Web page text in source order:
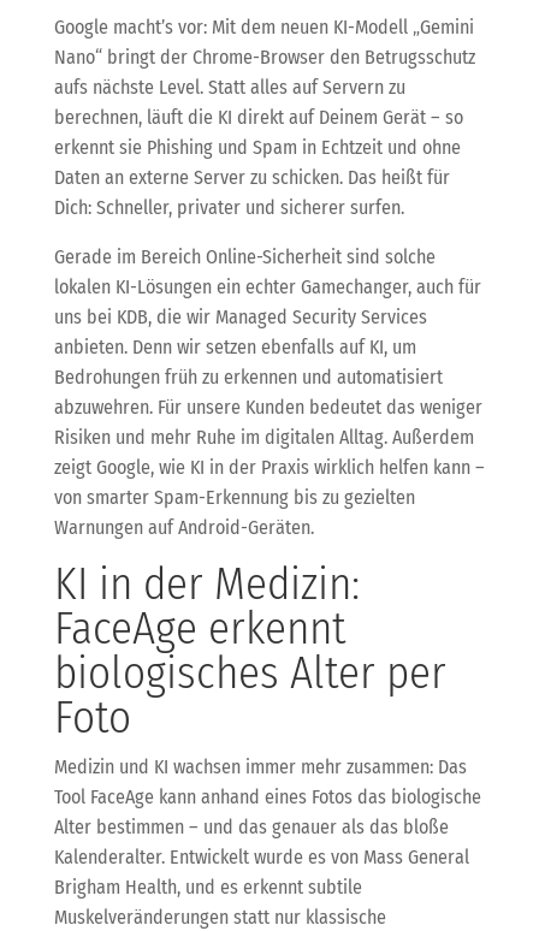
Google macht’s vor: Mit dem neuen KI-Modell „Gemini
Nano“ bringt der Chrome-Browser den Betrugsschutz
aufs nächste Level. Statt alles auf Servern zu
berechnen, läuft die KI direkt auf Deinem Gerät – so
erkennt sie Phishing und Spam in Echtzeit und ohne
Daten an externe Server zu schicken. Das heißt für
Dich: Schneller, privater und sicherer surfen.
Gerade im Bereich Online-Sicherheit sind solche
lokalen KI-Lösungen ein echter Gamechanger, auch für
uns bei KDB, die wir Managed Security Services
anbieten. Denn wir setzen ebenfalls auf KI, um
Bedrohungen früh zu erkennen und automatisiert
abzuwehren. Für unsere Kunden bedeutet das weniger
Risiken und mehr Ruhe im digitalen Alltag. Außerdem
zeigt Google, wie KI in der Praxis wirklich helfen kann –
von smarter Spam-Erkennung bis zu gezielten
Warnungen auf Android-Geräten.
KI in der Medizin:
FaceAge erkennt
biologisches Alter per
Foto
Medizin und KI wachsen immer mehr zusammen: Das
Tool FaceAge kann anhand eines Fotos das biologische
Alter bestimmen – und das genauer als das bloße
Kalenderalter. Entwickelt wurde es von Mass General
Brigham Health, und es erkennt subtile
Muskelveränderungen statt nur klassische